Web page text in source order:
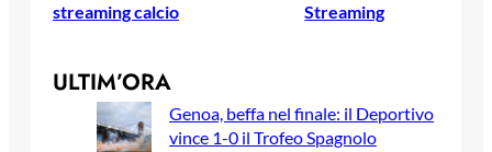
streaming calcio
Streaming
ULTIM’ORA
Genoa, beffa nel finale: il Deportivo
vince 1-0 il Trofeo Spagnolo